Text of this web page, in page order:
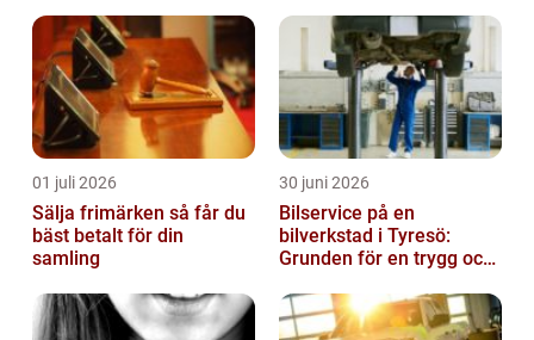
01 juli 2026
Sälja frimärken så får du
bäst betalt för din
samling
30 juni 2026
Bilservice på en
bilverkstad i Tyresö:
Grunden för en trygg och